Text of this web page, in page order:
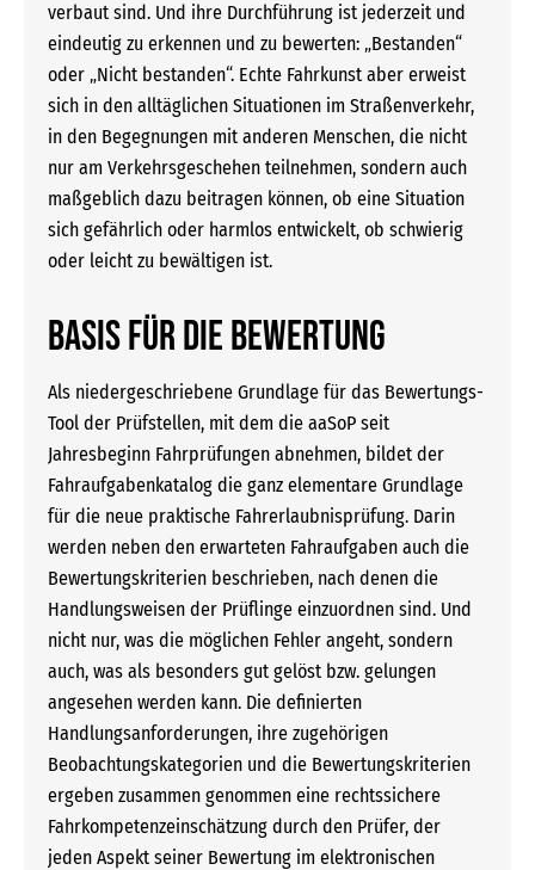
verbaut sind. Und ihre Durchführung ist jederzeit und
eindeutig zu erkennen und zu bewerten: „Bestanden“
oder „Nicht bestanden“. Echte Fahrkunst aber erweist
sich in den alltäglichen Situationen im Straßenverkehr,
in den Begegnungen mit anderen Menschen, die nicht
nur am Verkehrsgeschehen teilnehmen, sondern auch
maßgeblich dazu beitragen können, ob eine Situation
sich gefährlich oder harmlos entwickelt, ob schwierig
oder leicht zu bewältigen ist.
Basis für die Bewertung
Als niedergeschriebene Grundlage für das Bewertungs-
Tool der Prüfstellen, mit dem die aaSoP seit
Jahresbeginn Fahrprüfungen abnehmen, bildet der
Fahraufgabenkatalog die ganz elementare Grundlage
für die neue praktische Fahrerlaubnisprüfung. Darin
werden neben den erwarteten Fahraufgaben auch die
Bewertungskriterien beschrieben, nach denen die
Handlungsweisen der Prüflinge einzuordnen sind. Und
nicht nur, was die möglichen Fehler angeht, sondern
auch, was als besonders gut gelöst bzw. gelungen
angesehen werden kann. Die definierten
Handlungsanforderungen, ihre zugehörigen
Beobachtungskategorien und die Bewertungskriterien
ergeben zusammen genommen eine rechtssichere
Fahrkompetenzeinschätzung durch den Prüfer, der
jeden Aspekt seiner Bewertung im elektronischen